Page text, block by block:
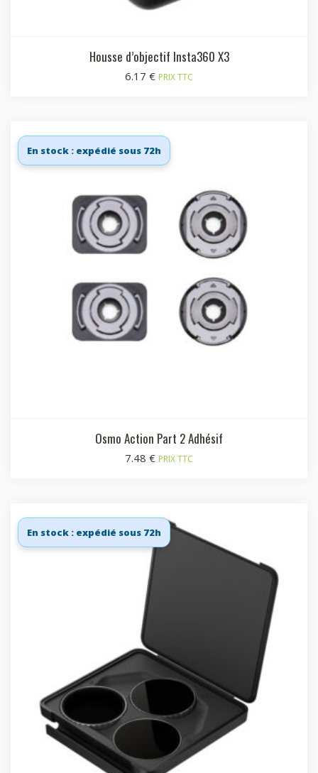
Housse d’objectif Insta360 X3
6.17 € PRIX TTC
En stock : expédié sous 72h
Osmo Action Part 2 Adhésif
7.48 € PRIX TTC
En stock : expédié sous 72h